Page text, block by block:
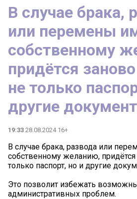
В случае брака,
или перемены
собственному
придётся
не только
другие
19:33 28.08.2024 16+
В случае брака, развода или
собственному желанию, придётся
только паспорт, но и другие
Это позволит избежать
административных проблем.